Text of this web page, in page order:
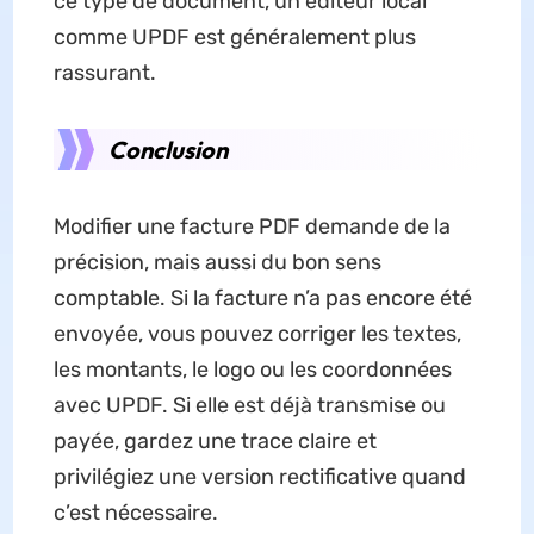
comme UPDF est généralement plus
rassurant.
Conclusion
Modifier une facture PDF demande de la
précision, mais aussi du bon sens
comptable. Si la facture n’a pas encore été
envoyée, vous pouvez corriger les textes,
les montants, le logo ou les coordonnées
avec UPDF. Si elle est déjà transmise ou
payée, gardez une trace claire et
privilégiez une version rectificative quand
c’est nécessaire.